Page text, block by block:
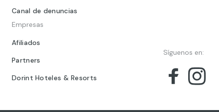
Canal de denuncias
Empresas
Afiliados
Partners
Dorint Hoteles & Resorts
Síguenos en: